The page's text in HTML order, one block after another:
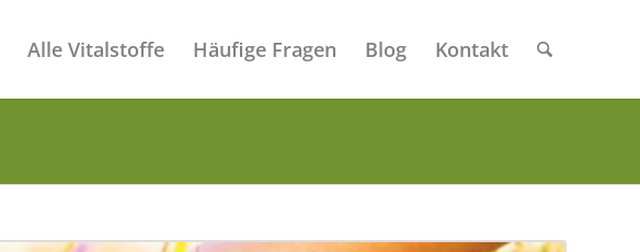
Alle Vitalstoffe Häufige Fragen Blog Kontakt